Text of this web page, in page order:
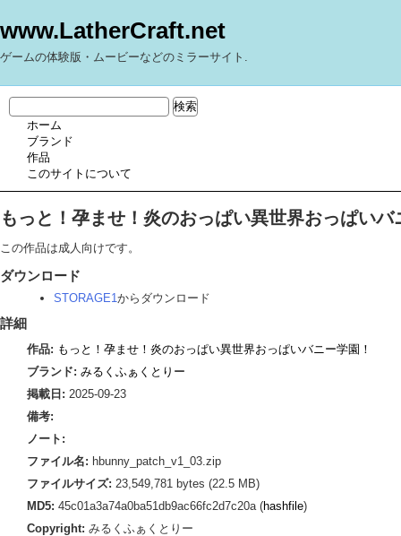
www.LatherCraft.net
ゲームの体験版・ムービーなどのミラーサイト.
ホーム
ブランド
作品
このサイトについて
もっと！孕ませ！炎のおっぱい異世界おっぱい
この作品は成人向けです。
ダウンロード
STORAGE1からダウンロード
詳細
作品: もっと！孕ませ！炎のおっぱい異世界おっぱいバニー学園！
ブランド: みるくふぁくとりー
掲載日: 2025-09-23
備考:
ノート:
ファイル名: hbunny_patch_v1_03.zip
ファイルサイズ: 23,549,781 bytes (22.5 MB)
MD5: 45c01a3a74a0ba51db9ac66fc2d7c20a (hashfile)
Copyright: みるくふぁくとりー